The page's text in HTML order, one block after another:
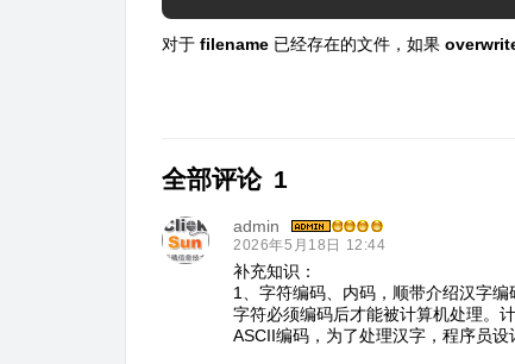
对于 filename 已经存在的文件，如果
全部评论 1
admin
2026年5月18日 12:44
补充知识：
1、字符编码、内码，顺带介绍汉字编
字符必须编码后才能被计算机处理。
ASCII编码，为了处理汉字，程序员